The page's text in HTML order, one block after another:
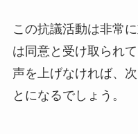
この抗議活動は非常
は同意と受け取られ
声を上げなければ、
とになるでしょう。